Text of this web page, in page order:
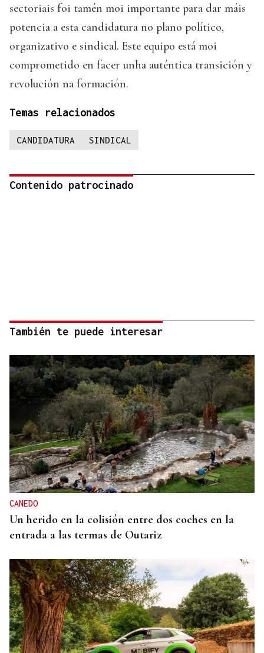
sectoriais foi tamén moi importante para dar máis
potencia a esta candidatura no plano político,
organizativo e sindical. Este equipo está moi
comprometido en facer unha auténtica transición y
revolución na formación.
Temas relacionados
CANDIDATURA SINDICAL
Contenido patrocinado
También te puede interesar
CANEDO
Un herido en la colisión entre dos coches en la
entrada a las termas de Outariz